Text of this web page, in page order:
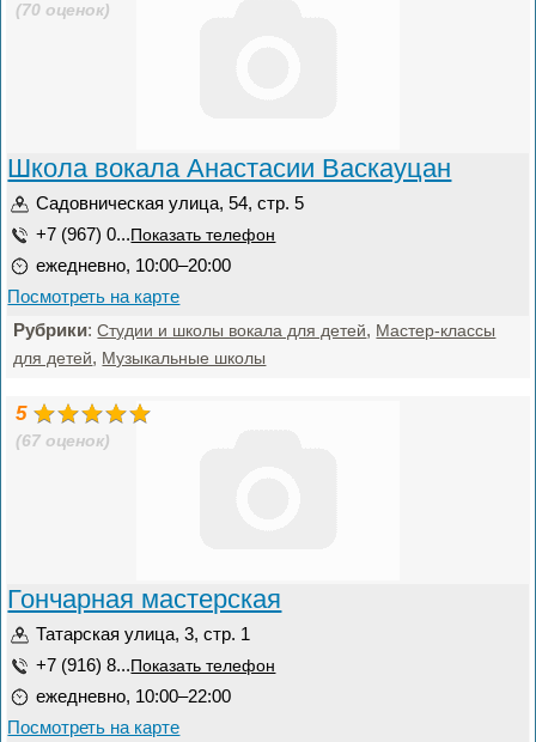
(70 оценок)
Школа вокала Анастасии Васкауцан
Садовническая улица, 54, стр. 5
+7 (967) 0... Показать телефон
ежедневно, 10:00–20:00
Посмотреть на карте
Рубрики:Студии и школы вокала для детей, Мастер-классы
для детей, Музыкальные школы
5
(67 оценок)
Гончарная мастерская
Татарская улица, 3, стр. 1
+7 (916) 8... Показать телефон
ежедневно, 10:00–22:00
Посмотреть на карте